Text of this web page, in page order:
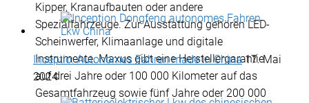
Kipper, Kranaufbauten oder andere
Spezialfahrzeuge. Zur Ausstattung gehören LED-
Scheinwerfer, Klimaanlage und digitale
Instrumente. Maxus gibt eine Herstellergarantie
auf drei Jahre oder 100 000 Kilometer auf das
Gesamtfahrzeug sowie fünf Jahre oder 200 000
Inceptio: Autonomes Fahren made in China17. Mai
2024